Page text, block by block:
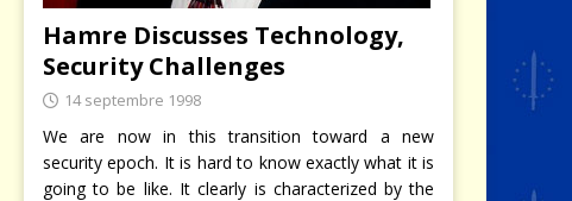
Hamre Discusses Technology,
Security Challenges
14 septembre 1998
We are now in this transition toward a new
security epoch. It is hard to know exactly what it is
going to be like. It clearly is characterized by the